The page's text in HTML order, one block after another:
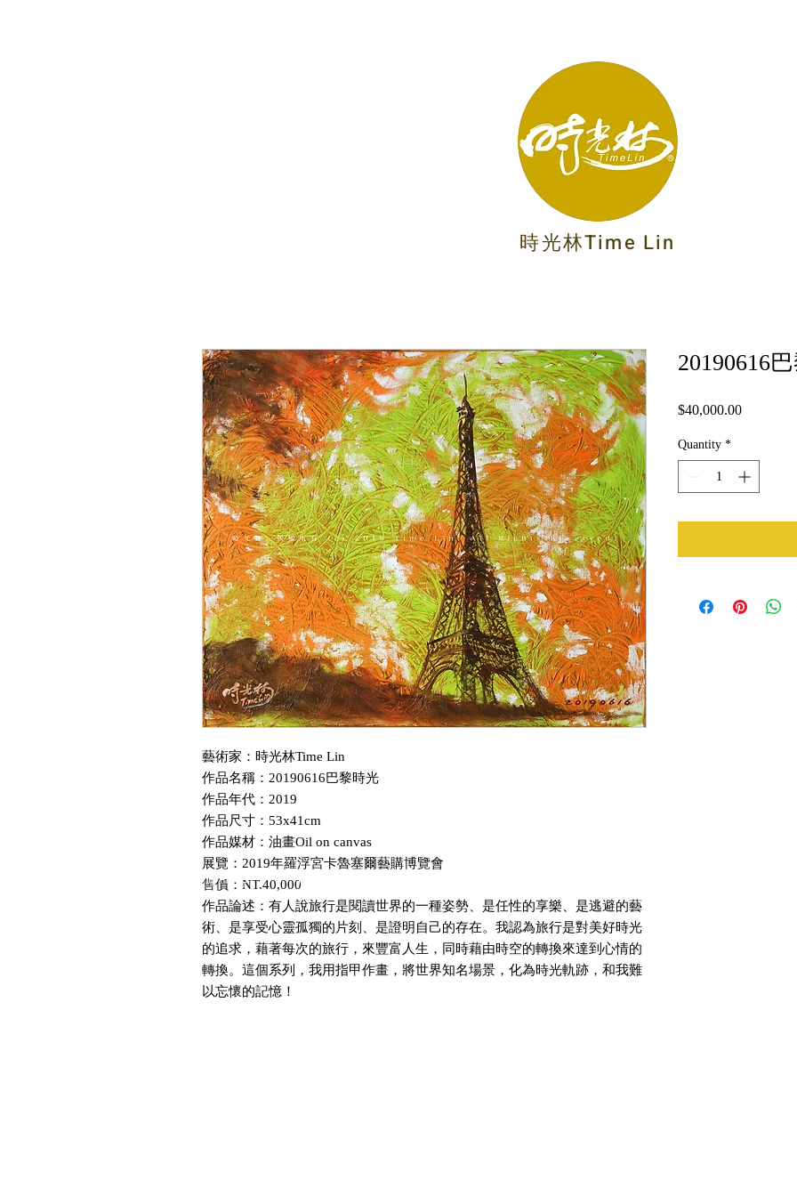
藝術家：時光林Time Lin
作品名稱：20190616巴黎時光
作品年代：2019
作品尺寸：53x41cm
作品媒材：油畫Oil on canvas
展覽：2019年羅浮宮卡魯塞爾藝購博覽會
售價：NT.40,000
作品論述：有人說旅行是閱讀世界的一種姿勢、是任性的享樂、是逃避的藝
術、是享受心靈孤獨的片刻、是證明自己的存在。我認為旅行是對美好時光
的追求，藉著每次的旅行，來豐富人生，同時藉由時空的轉換來達到心情的
轉換。這個系列，我用指甲作畫，將世界知名場景，化為時光軌跡，和我難
以忘懷的記憶！
20190616
$40,000.00Price
Quantity *
時光林Time Lin
關於 ABOUT